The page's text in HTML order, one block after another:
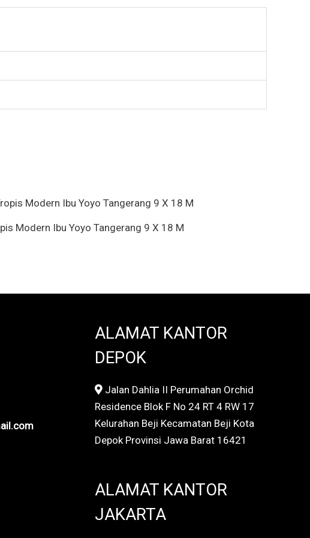
Modern Ibu Yoyo Tangerang 9 X 18 M
ALAMAT KANTOR
DEPOK
Jalan Dahlia II Perumahan Orchid
Residence Blok F No 24 RT 4 RW 17
Kelurahan Beji Kecamatan Beji Kota
Depok Provinsi Jawa Barat 16421
ALAMAT KANTOR
JAKARTA